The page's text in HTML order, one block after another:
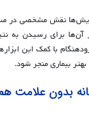
نقش مشخصی در
آن‌ها برای رسیدن به
با کمک این
بیماری منجر شود.
بدون علامت